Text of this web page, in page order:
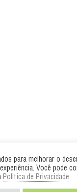
para melhorar o
Você pode
Politica de Privacidade.